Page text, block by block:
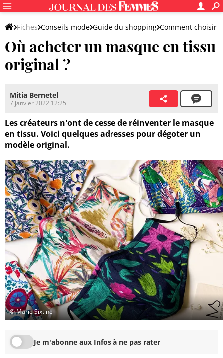
Fiches Conseils mode Guide du shopping Comment choisir
Où acheter un masque en tissu
original ?
Mitia Bernetel
7 janvier 2022 12:25
Les créateurs n'ont de cesse de réinventer le masque
en tissu. Voici quelques adresses pour dégoter un
modèle original.
© Marie Sixtine
Je m'abonne aux Infos à ne pas rater